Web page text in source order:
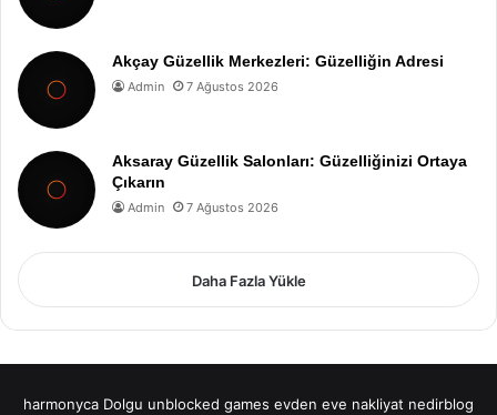
Akçay Güzellik Merkezleri: Güzelliğin Adresi
Admin 7 Ağustos 2026
Aksaray Güzellik Salonları: Güzelliğinizi Ortaya
Çıkarın
Admin 7 Ağustos 2026
Daha Fazla Yükle
harmonyca Dolgu unblocked games evden eve nakliyat nedirblog